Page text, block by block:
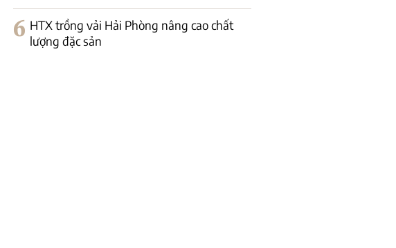
6 HTX trồng vải Hải Phòng nâng cao chất
lượng đặc sản